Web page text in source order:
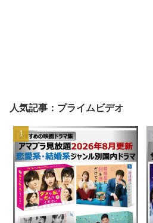
人気記事：プライムビデオ